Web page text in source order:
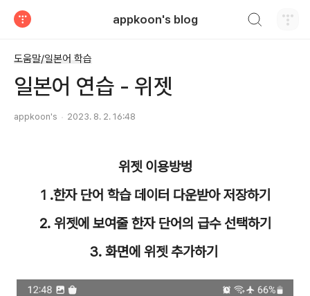
appkoon's blog
도움말/일본어 학습
일본어 연습 - 위젯
appkoon's 2023. 8. 2. 16:48
위젯 이용방벙
1 .한자 단어 학습 데이터 다운받아 저장하기
2. 위젯에 보여줄 한자 단어의 급수 선택하기
3. 화면에 위젯 추가하기